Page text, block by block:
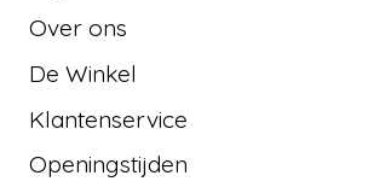
Over ons
De Winkel
Klantenservice
Openingstijden